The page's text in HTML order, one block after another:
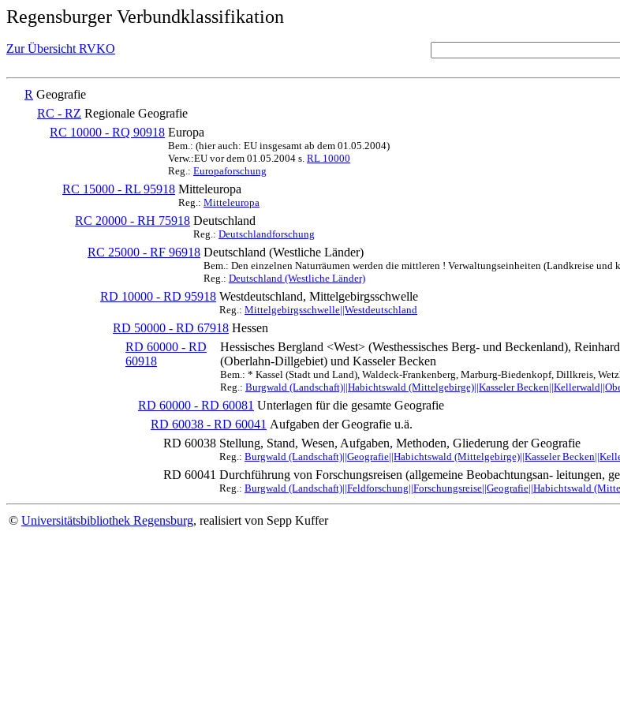
Regensburger Verbundklassifikation
Zur Übersicht RVKO
R Geografie
RC - RZ Regionale Geografie
RC 10000 - RQ 90918 Europa
Bem.: (hier auch: EU insgesamt ab dem 01.05.2004)
Verw.:EU vor dem 01.05.2004 s. RL 10000
Reg.: Europaforschung
RC 15000 - RL 95918 Mitteleuropa
Reg.: Mitteleuropa
RC 20000 - RH 75918 Deutschland
Reg.: Deutschlandforschung
RC 25000 - RF 96918 Deutschland (Westliche Länder)
Bem.: Den einzelnen Naturräumen werden die mittleren ! Verwaltungseinheiten (Landkreise
Reg.: Deutschland (Westliche Länder)
RD 10000 - RD 95918 Westdeutschland, Mittelgebirgsschwelle
Reg.: Mittelgebirgsschwelle||Westdeutschland
RD 50000 - RD 67918 Hessen
RD 60000 - RD
60918
Hessisches Bergland <West> (Westhessisches Berg- und Beckenland),
(Oberlahn-Dillgebiet) und Kasseler Becken
Bem.: * Kassel (Stadt und Land), Waldeck-Frankenberg, Marburg-Biedenkopf, Dillkreis,
Reg.: Burgwald (Landschaft)||Habichtswald (Mittelgebirge)||Kasseler
RD 60000 - RD 60081 Unterlagen für die gesamte Geografie
RD 60038 - RD 60041 Aufgaben der Geografie u.ä.
RD 60038 Stellung, Stand, Wesen, Aufgaben, Methoden, Gliederung der Geografie
Reg.: Burgwald (Landschaft)||Geografie||Habichtswald (Mittelgebirge)||Kasseler
RD 60041 Durchführung von Forschungsreisen (allgemeine Beobachtungsan- leitungen,
Reg.: Burgwald (Landschaft)||Feldforschung||Forschungsreise||Geografie||Habichtswald
© Universitätsbibliothek Regensburg, realisiert von Sepp Kuffer